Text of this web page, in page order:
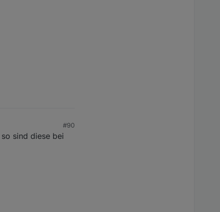
#90
sind diese bei